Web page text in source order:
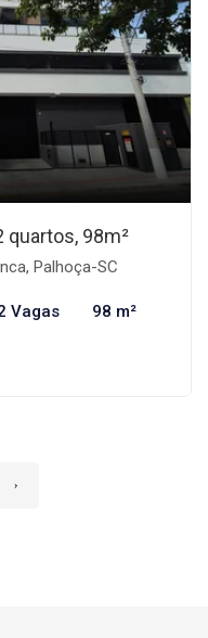
quartos, 98m²
Palhoça-SC
Vagas 98 m²
›